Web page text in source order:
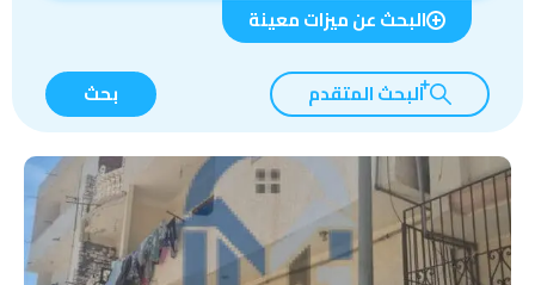
البحث عن ميزات معينة
البحث المتقدم بحث